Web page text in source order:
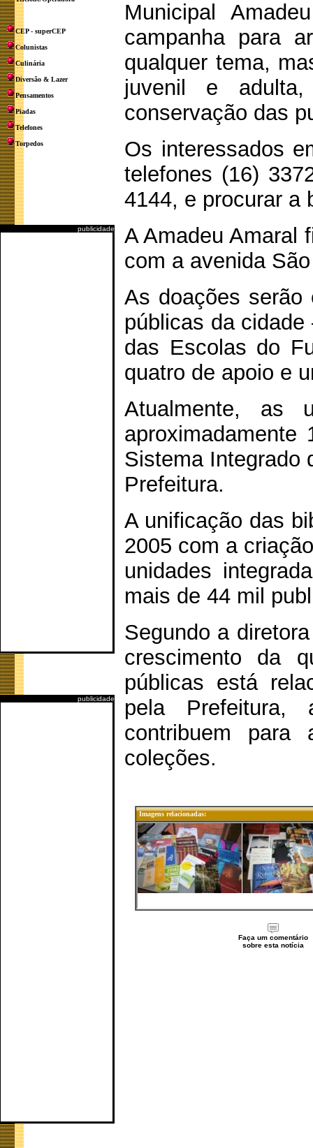
CEP - superCEP
Colunistas
Culinária
Diversão & Lazer
Pensamentos
Piadas
Telefones
Torpedos
publicidade
publicidade
Municipal
campanha para
qualquer tema,
juvenil e
conservação das
Os interessados
telefones (16)
4144, e procurar a
A Amadeu Amaral
com a avenida
As doações serão
públicas da
das Escolas do
quatro de apoio e
Atualmente, as
Sistema Integrado
Prefeitura.
A unificação das
2005 com a
unidades
mais de 44 mil
Segundo a
crescimento da
públicas está
pela Prefeitura,
contribuem
coleções.
Imagens relacionadas:
Faça um comentário
sobre esta notícia